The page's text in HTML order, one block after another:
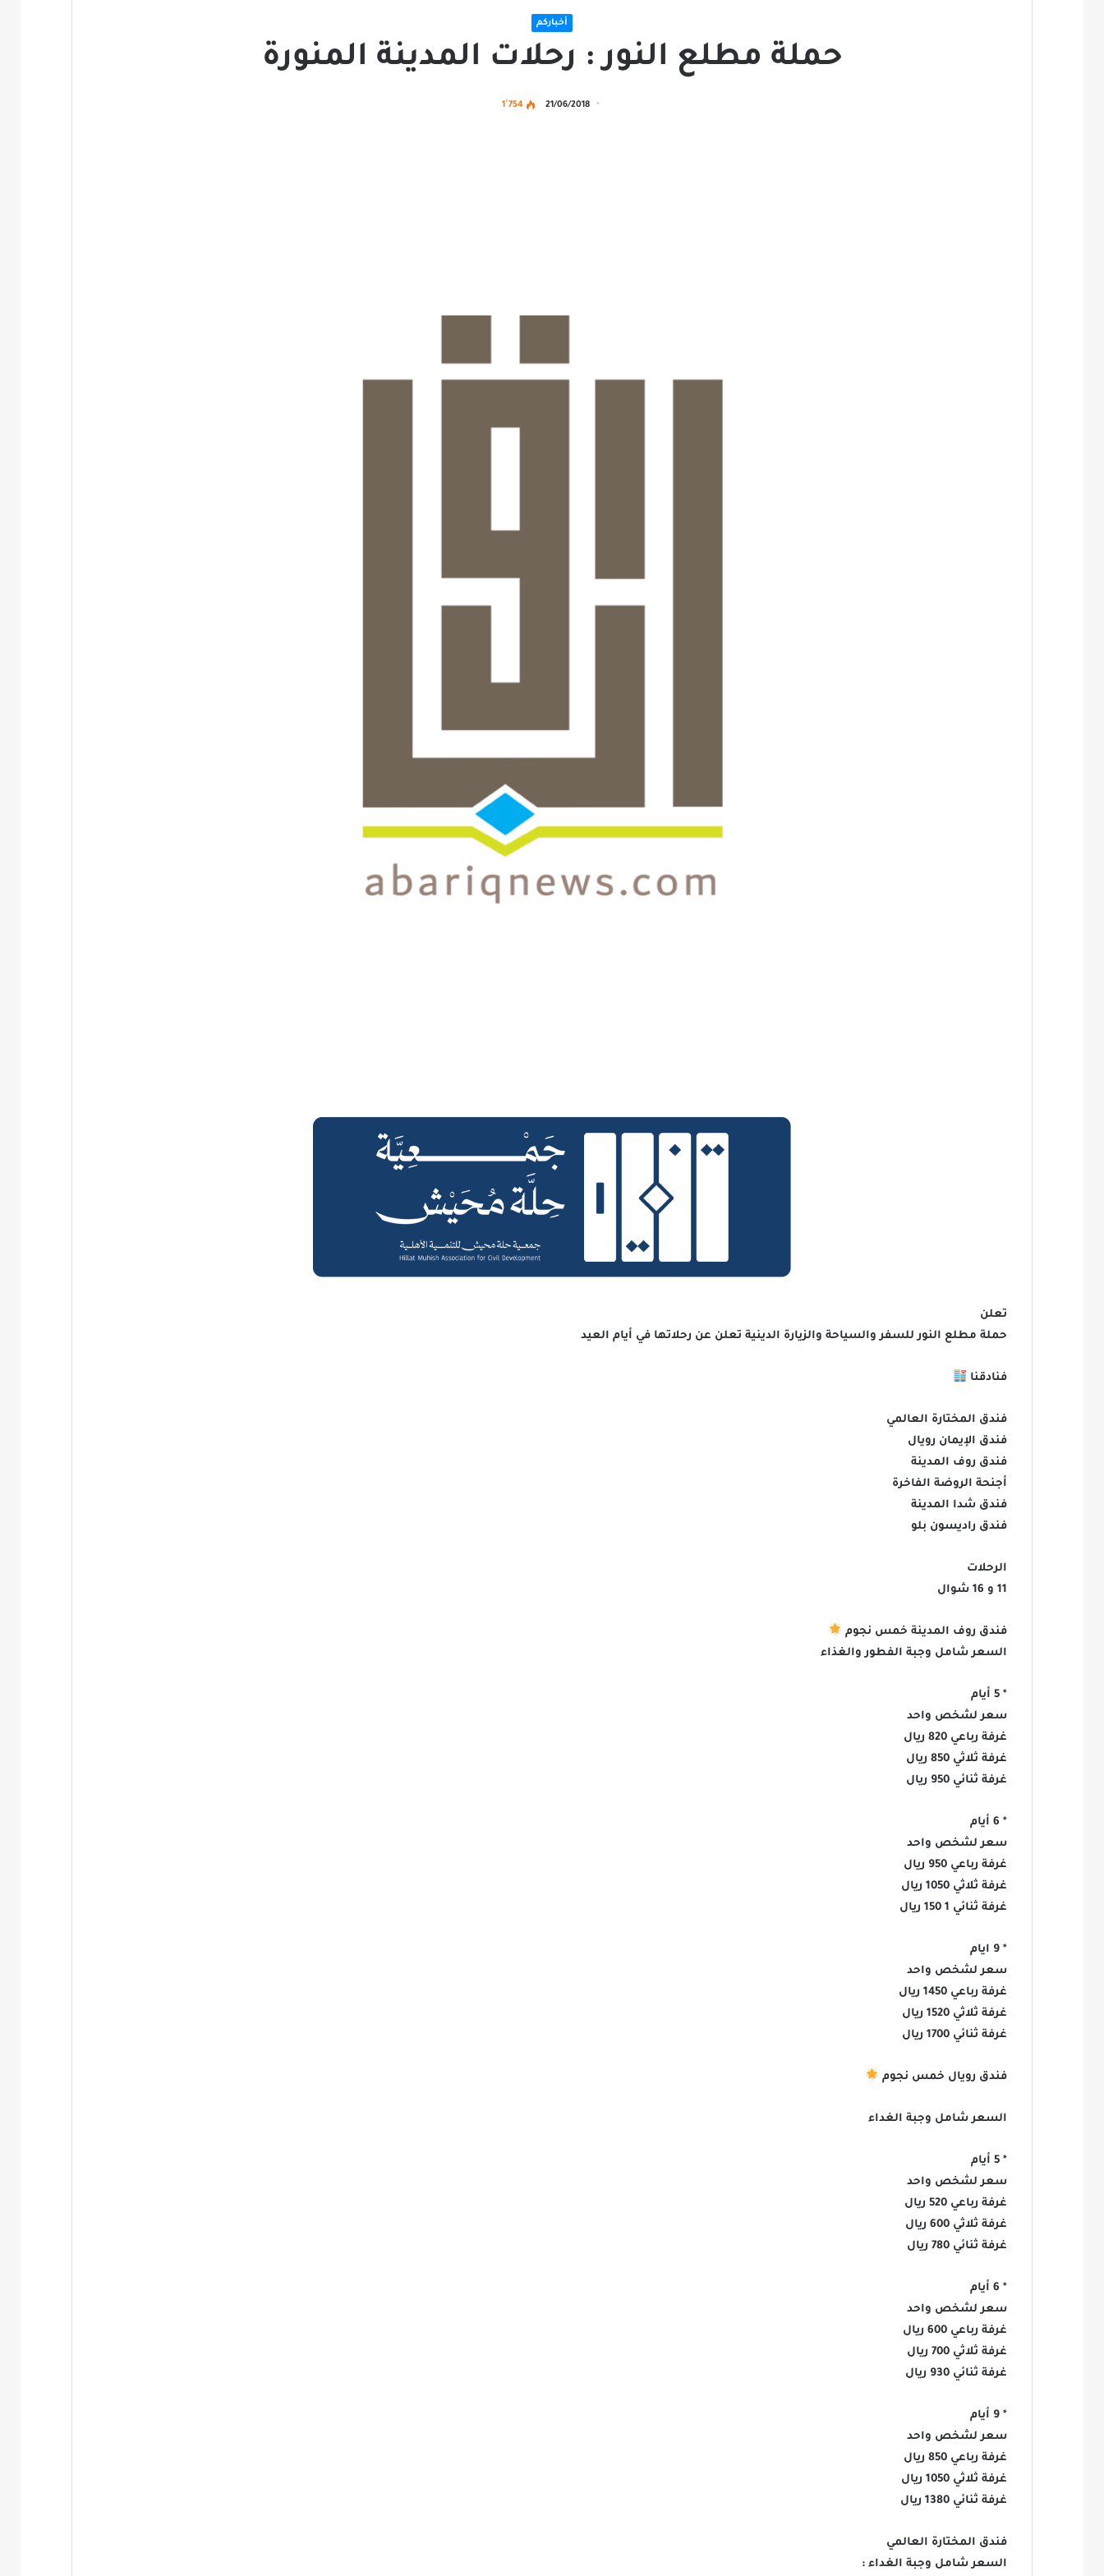
أخباركم
حملة مطلع النور : رحلات المدينة المنورة
21/06/2018 1٬754
تعلن
حملة مطلع النور للسفر والسياحة والزيارة الدينية تعلن عن رحلاتها في أيام العيد
فنادقنا
فندق المختارة العالمي
فندق الإيمان رويال
فندق روف المدينة
أجنحة الروضة الفاخرة
فندق شدا المدينة
فندق راديسون بلو
الرحلات
11 و 16 شوال
فندق روف المدينة خمس نجوم
السعر شامل وجبة الفطور والغذاء
* 5 أيام
سعر لشخص واحد
غرفة رباعي 820 ريال
غرفة ثلاثي 850 ريال
غرفة ثنائي 950 ريال
* 6 أيام
سعر لشخص واحد
غرفة رباعي 950 ريال
غرفة ثلاثي 1050 ريال
غرفة ثنائي 1 150 ريال
* 9 ايام
سعر لشخص واحد
غرفة رباعي 1450 ريال
غرفة ثلاثي 1520 ريال
غرفة ثنائي 1700 ريال
فندق رويال خمس نجوم
السعر شامل وجبة الغداء
* 5 أيام
سعر لشخص واحد
غرفة رباعي 520 ريال
غرفة ثلاثي 600 ريال
غرفة ثنائي 780 ريال
* 6 أيام
سعر لشخص واحد
غرفة رباعي 600 ريال
غرفة ثلاثي 700 ريال
غرفة ثنائي 930 ريال
* 9 أيام
سعر لشخص واحد
غرفة رباعي 850 ريال
غرفة ثلاثي 1050 ريال
غرفة ثنائي 1380 ريال
فندق المختارة العالمي
السعر شامل وجبة الغداء :